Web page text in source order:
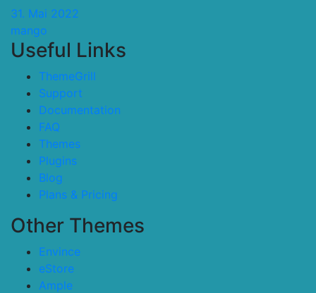
31. Mai 2022
mango
Useful Links
ThemeGrill
Support
Documentation
FAQ
Themes
Plugins
Blog
Plans & Pricing
Other Themes
Envince
eStore
Ample